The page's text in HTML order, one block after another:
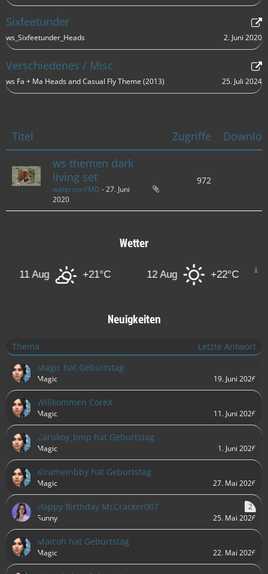
Sixfeetunder
ws_Sixfeetunder_Heads 2. Juni 2020
Verschiedenes / Misc
ws Fa + Ma Heads and Casual Fly Theme (2013) 25. Juli 2024
Titel Zugriffe
ws themen dark
living set
watersimYMD -27. Juni
2020
972
Wetter
Aug +21°C 12 Aug +22°C 13
Neuigkeiten
Thema
Letzte Antwort
Magic hat Geburtstag
Magic 19. Juni 2026
Willkommen CoreX
Magic 11. Juni 2026
Carukoy_bmp hat Geburtstag
Magic 1. Juni 2026
Kirameinbby hat Geburtstag
Magic 27. Mai 2026
Happy Birthday McCracker007
2
Sunny
25. Mai 2026
Maicoh hat Geburtstag
Magic 22. Mai 2026